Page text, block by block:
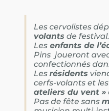
Les cervolistes
volants de festival.
Lesenfants de
Pins joueront
confectionnés
Les résidents
cerfs-volants et
ateliers du vent »
Pas de fête sans